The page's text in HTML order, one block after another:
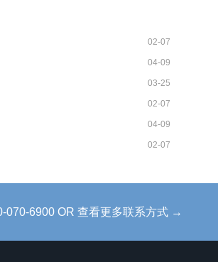
02-07
04-09
03-25
02-07
04-09
02-07
070-6900 OR 查看更多联系方式 →